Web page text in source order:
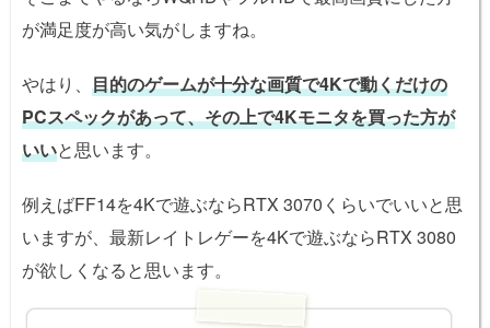
が満足度が高い気がしますね。
やはり、 目的のゲームが十分な画質で4Kで動くだけの
PCスペックがあって、その上で4Kモニタを買った方が
いいと思います。
例えばFF14を4Kで遊ぶならRTX 3070くらいでいいと思
いますが、最新レイトレゲーを4Kで遊ぶならRTX 3080
が欲しくなると思います。